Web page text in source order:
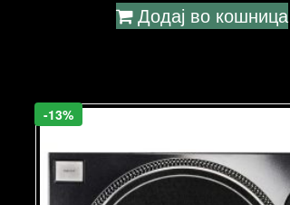
Додај во кошница
-13%